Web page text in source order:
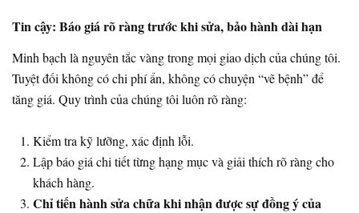
Tin cậy: Báo giá rõ ràng trước khi sửa, bảo hành dài hạn
Minh bạch là nguyên tắc vàng trong mọi giao dịch của chúng tôi.
Tuyệt đối không có chi phí ẩn, không có chuyện “vẽ bệnh” để
tăng giá. Quy trình của chúng tôi luôn rõ ràng:
Kiểm tra kỹ lưỡng, xác định lỗi.
Lập báo giá chi tiết từng hạng mục và giải thích rõ ràng cho
khách hàng.
Chỉ tiến hành sửa chữa khi nhận được sự đồng ý của